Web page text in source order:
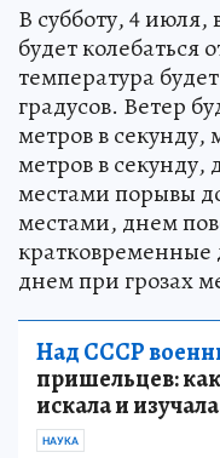
В субботу, 4
будет колебаться
температура
градусов. Ветер
метров в секунду,
метров в секунду,
местами порывы
местами, днем
днем при грозах
Над СССР
пришельцев: как
искала и
НАУКА